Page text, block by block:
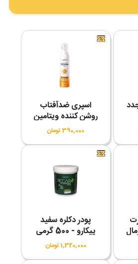
اسپری ضدآفتاب
روشن کننده ویتامین
390,000 تومان
پودر دکلره سفید
پیکارو - 500 گرمی
1,320,000 تومان